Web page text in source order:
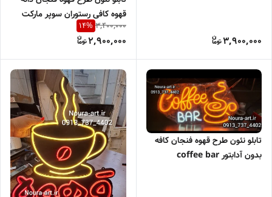
3,900,000
قهوه کافی رستوران سوپر مارکت
تابلو نعون فنجان بدون آدابتور
3,400,000
14%
2,900,000
تابلو نئون طرح قهوه فنجان کافه
بدون آدابتور coffee bar